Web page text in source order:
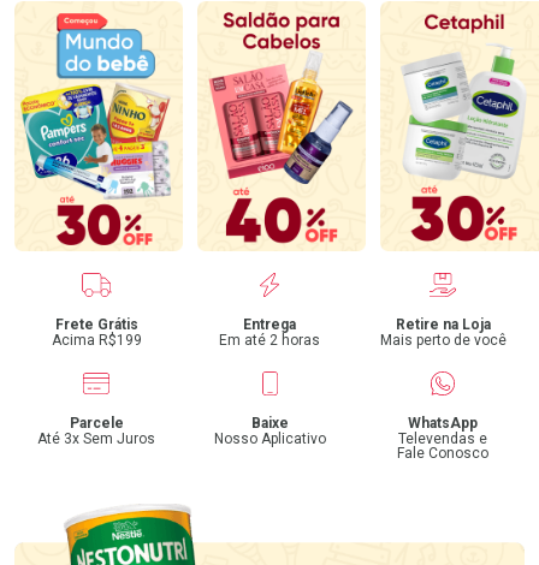
Benefícios
Frete Grátis
Acima R$199
Entrega
Em até 2 horas
Retire na Loja
Mais perto de você
Parcele
Até 3x Sem Juros
Baixe
Nosso Aplicativo
WhatsApp
Televendas e
Fale Conosco